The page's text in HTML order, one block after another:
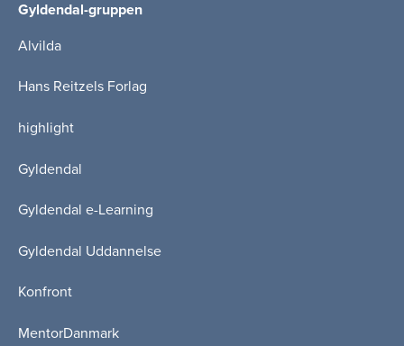
Gyldendal-gruppen
Alvilda
Hans Reitzels Forlag
highlight
Gyldendal
Gyldendal e-Learning
Gyldendal Uddannelse
Konfront
MentorDanmark